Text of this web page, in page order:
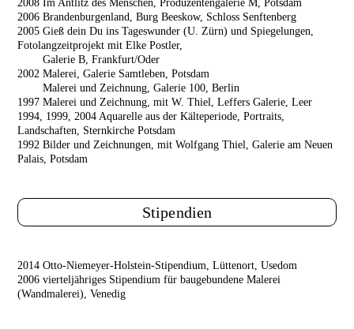
2008 Im Antlitz des Menschen, Produzentengalerie M, Potsdam
2006 Brandenburgenland, Burg Beeskow, Schloss Senftenberg
2005 Gieß dein Du ins Tageswunder (U. Zürn) und Spiegelungen,
Fotolangzeitprojekt mit Elke Postler,
Galerie B, Frankfurt/Oder
2002 Malerei, Galerie Samtleben, Potsdam
Malerei und Zeichnung, Galerie 100, Berlin
1997 Malerei und Zeichnung, mit W. Thiel, Leffers Galerie, Leer
1994, 1999, 2004 Aquarelle aus der Kälteperiode, Portraits,
Landschaften, Sternkirche Potsdam
1992 Bilder und Zeichnungen, mit Wolfgang Thiel, Galerie am Neuen
Palais, Potsdam
Stipendien
2014 Otto-Niemeyer-Holstein-Stipendium, Lüttenort, Usedom
2006 vierteljähriges Stipendium für baugebundene Malerei
(Wandmalerei), Venedig